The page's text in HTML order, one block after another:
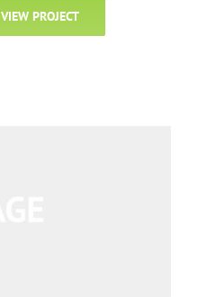
VIEW PROJECT